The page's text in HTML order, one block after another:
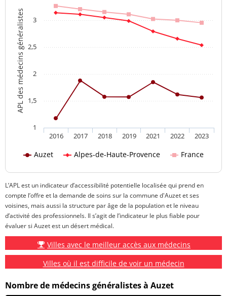
APL des médecins généralistes
Auzet Alpes-de-Haute-Provence France
2016 2017 2018 2019 2021 2022 2023
1
1,5
2
2,5
3
L’APL est un indicateur d’accessibilité potentielle localisée qui prend en
compte l’offre et la demande de soins sur la commune d'Auzet et ses
voisines, mais aussi la structure par âge de la population et le niveau
d’activité des professionnels. Il s’agit de l’indicateur le plus fiable pour
évaluer si Auzet est un désert médical.
Villes avec le meilleur accès aux médecins
Villes où il est difficile de voir un médecin
Nombre de médecins généralistes à Auzet